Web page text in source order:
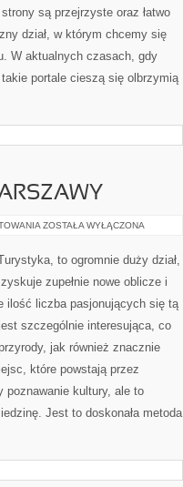
są przejrzyste oraz łatwo
dział, w którym chcemy się
W aktualnych czasach, gdy
portale cieszą się olbrzymią
KOMFORTOWE
ZOSTAŁA WYŁĄCZONA
to ogromnie duży dział,
zupełnie nowe oblicze i
ilość liczba pasjonujących się tą
szczególnie interesująca, co
jak również znacznie
które powstają przez
poznawanie kultury, ale to
Jest to doskonała metoda